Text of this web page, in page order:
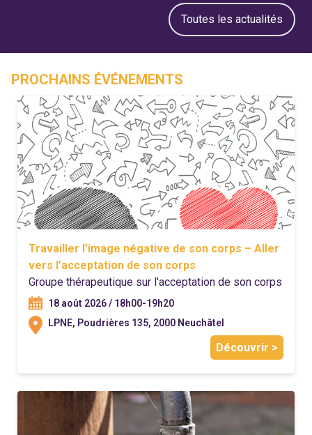
Toutes les actualités
PROCHAINS ÉVÉNEMENTS
Travailler l’image négative de son corps – Aller
vers l’acceptation de son corps
Groupe thérapeutique sur l'acceptation de son corps
18 août 2026 / 18h00-19h20
LPNE, Poudrières 135, 2000 Neuchâtel
Découvrir >